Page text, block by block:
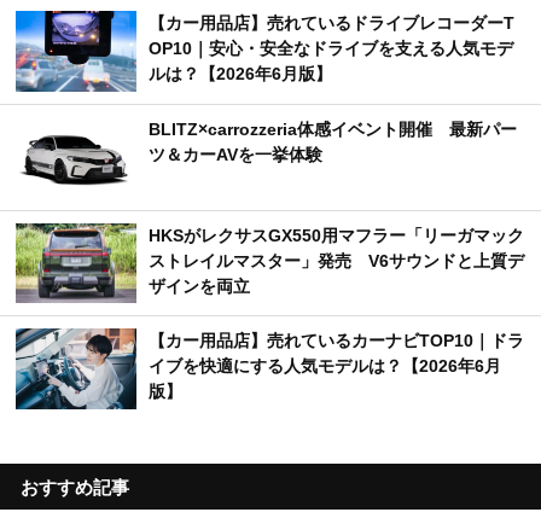
【カー用品店】売れているドライブレコーダーT
OP10｜安心・安全なドライブを支える人気モデ
ルは？【2026年6月版】
BLITZ×carrozzeria体感イベント開催 最新パー
ツ＆カーAVを一挙体験
HKSがレクサスGX550用マフラー「リーガマック
ストレイルマスター」発売 V6サウンドと上質デ
ザインを両立
【カー用品店】売れているカーナビTOP10｜ドラ
イブを快適にする人気モデルは？【2026年6月
版】
おすすめ記事